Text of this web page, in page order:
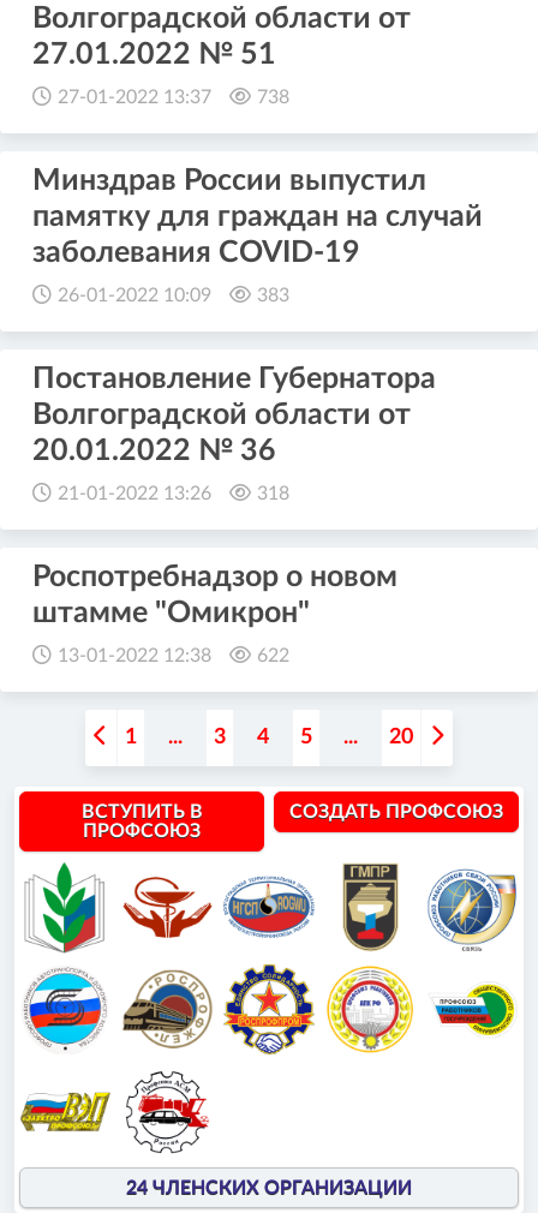
Волгоградской области от
27.01.2022 № 51
27-01-2022 13:37 738
Минздрав России выпустил
памятку для граждан на случай
заболевания COVID-19
26-01-2022 10:09 383
Постановление Губернатора
Волгоградской области от
20.01.2022 № 36
21-01-2022 13:26 318
Роспотребнадзор о новом
штамме "Омикрон"
13-01-2022 12:38 622
1 ... 3 4 5 ... 20
ВСТУПИТЬ В
ПРОФСОЮЗ
СОЗДАТЬ ПРОФСОЮЗ
24 ЧЛЕНСКИХ ОРГАНИЗАЦИИ